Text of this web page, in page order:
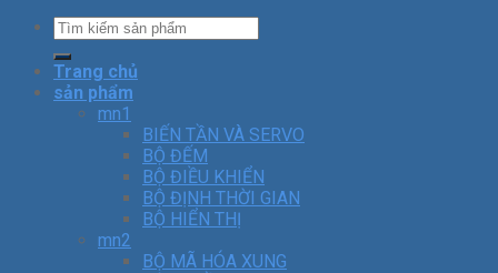
Trang chủ
sản phẩm
mn1
BIẾN TẦN VÀ SERVO
BỘ ĐẾM
BỘ ĐIỀU KHIỂN
BỘ ĐỊNH THỜI GIAN
BỘ HIỂN THỊ
mn2
BỘ MÃ HÓA XUNG